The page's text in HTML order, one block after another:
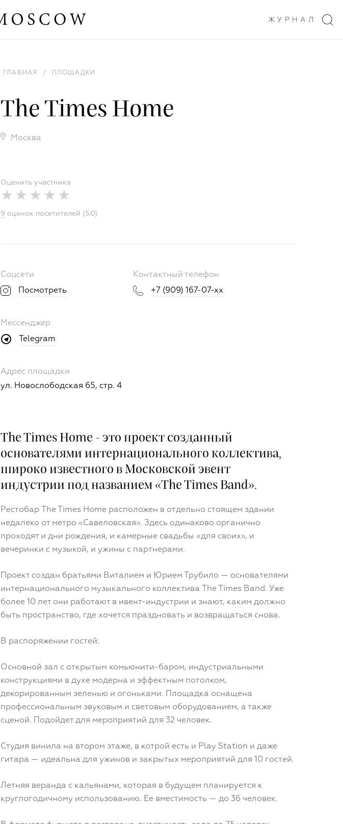
ЖУРНАЛ
ГЛАВНАЯ / ПЛОЩАДКИ
The Times Home
Москва
Оценить участника
9 оценок посетителей (5.0)
Соцсети
Посмотреть
Контактный телефон
+7 (909) 167-07-xx
Мессенджер
Telegram
Адрес площадки
ул. Новослободская 65, стр. 4
The Times Home - это проект созданный
основателями интернационального коллектива,
широко известного в Московской эвент
индустрии под названием «The Times Band».
Рестобар The Times Home расположен в отдельно стоящем здании
недалеко от метро «Савеловская». Здесь одинаково органично
проходят и дни рождения, и камерные свадьбы «для своих», и
вечеринки с музыкой, и ужины с партнерами.
Проект создан братьями Виталием и Юрием Трубило — основателями
интернационального музыкального коллектива The Times Band. Уже
более 10 лет они работают в ивент-индустрии и знают, каким должно
быть пространство, где хочется праздновать и возвращаться снова.
В распоряжении гостей:
Основной зал с открытым комьюнити-баром, индустриальными
конструкциями в духе модерна и эффектным потолком,
декорированным зеленью и огоньками. Площадка оснащена
профессиональным звуковым и световым оборудованием, а также
сценой. Подойдет для мероприятий для 32 человек.
Студия винила на втором этаже, в котрой есть и Play Station и даже
гитара — идеальна для ужинов и закрытых мероприятий для 10 гостей.
Летняя веранда с кальянами, которая в будущем планируется к
круглогодичному использованию. Ее вместимость — до 36 человек.